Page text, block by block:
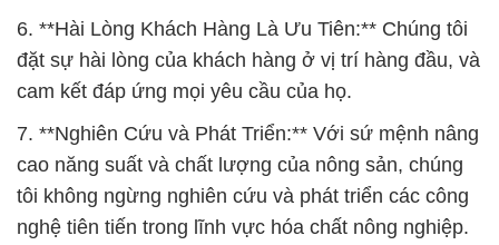
6. **Hài Lòng Khách Hàng Là Ưu Tiên:** Chúng tôi
đặt sự hài lòng của khách hàng ở vị trí hàng đầu, và
cam kết đáp ứng mọi yêu cầu của họ.
7. **Nghiên Cứu và Phát Triển:** Với sứ mệnh nâng
cao năng suất và chất lượng của nông sản, chúng
tôi không ngừng nghiên cứu và phát triển các công
nghệ tiên tiến trong lĩnh vực hóa chất nông nghiệp.